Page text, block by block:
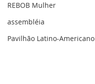
REBOB Mulher
assembléia
Pavilhão Latino-Americano